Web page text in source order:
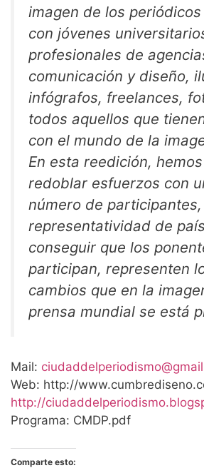
imagen de los periódicos y conviven
con jóvenes
profesionales de
comunicación y diseño,
infógrafos, freelances,
todos aquellos que
con el mundo de la
En esta reedición,
redoblar esfuerzos con
número de
representatividad de
conseguir que los
participan, representen
cambios que en la
prensa mundial se está
Mail:
Web: http://
http://
Programa: CMDP.pdf
Comparte esto: